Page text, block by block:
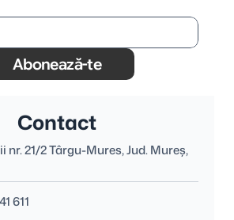
Abonează-te
Contact
nr. 21/2 Târgu-Mures, Jud. Mureş,
611